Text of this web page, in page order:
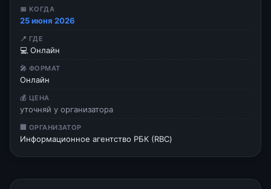
📅 КОГДА
25 июня 2026
📍 ГДЕ
💻 Онлайн
🎤 ФОРМАТ
Онлайн
💰 ЦЕНА
уточняй у организатора
🏢 ОРГАНИЗАТОР
Информационное агентство РБК (RBC)